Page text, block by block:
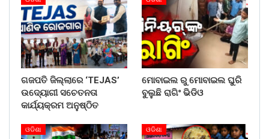
ଗଜପତି ଜିଲ୍ଲାରେ ‘TEJAS’
ଉଦ୍ୟୋଗୀ ସଚେତନତା
କାର୍ଯ୍ୟକ୍ରମ ଅନୁଷ୍ଠିତ
ମୋବାଇଲ ରୁ ମୋବାଇଲ ଘୁରି
ବୁଲୁଛି ରାଗିଂ ଭିଡିଓ
ଓଡିଶା ଓଡିଶା